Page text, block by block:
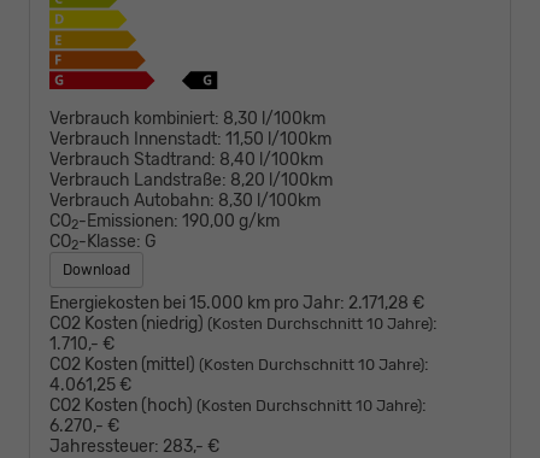
Verbrauch kombiniert: 8,30 l/100km
Verbrauch Innenstadt: 11,50 l/100km
Verbrauch Stadtrand: 8,40 l/100km
Verbrauch Landstraße: 8,20 l/100km
Verbrauch Autobahn: 8,30 l/100km
CO2-Emissionen: 190,00 g/km
CO2-Klasse: G
Download
Energiekosten bei 15.000 km pro Jahr: 2.171,28 €
CO2 Kosten (niedrig) (Kosten Durchschnitt 10 Jahre):
1.710,- €
CO2 Kosten (mittel) (Kosten Durchschnitt 10 Jahre):
4.061,25 €
CO2 Kosten (hoch) (Kosten Durchschnitt 10 Jahre):
6.270,- €
Jahressteuer: 283,- €